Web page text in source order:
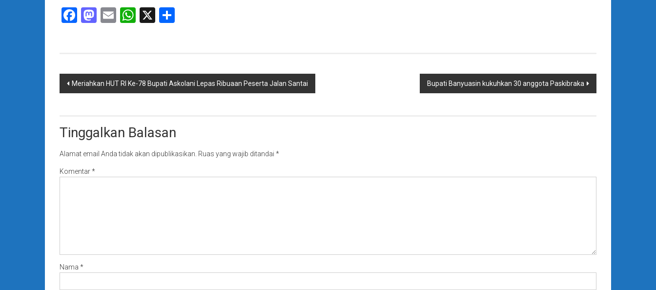
Facebook
Mastodon
EmailWhatsApp
X
Navigasi
Meriahkan HUT RI Ke-78 Bupati Askolani Lepas Ribuaan Peserta Jalan Santai Bupati Banyuasin kukuhkan 30 anggota Paskibraka
Tinggalkan Balasan
Alamat email Anda tidak akan dipublikasikan. Ruas yang wajib ditandai *
Komentar*
Nama *